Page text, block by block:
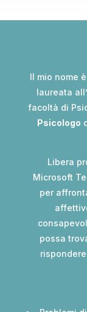
Il mio nome è
laureata all’
facoltà di
Psicologo
Libera
Microsoft
per
possa